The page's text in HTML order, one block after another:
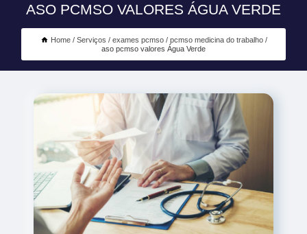
ASO PCMSO VALORES ÁGUA VERDE
Home Serviços exames pcmso
pcmso medicina do trabalho
aso pcmso valores Água Verde